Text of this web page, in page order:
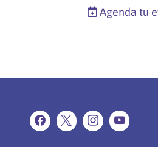
Agenda tu